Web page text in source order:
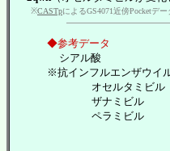
※CASTpによるGS4071近傍Pocketデー
◆参考データ
シアル酸
※抗インフルエンザウイ
オセルタミビル
ザナミビル
ペラミビル